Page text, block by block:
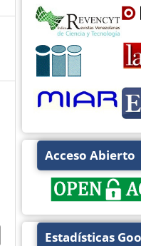
Acceso Abierto
Estadísticas